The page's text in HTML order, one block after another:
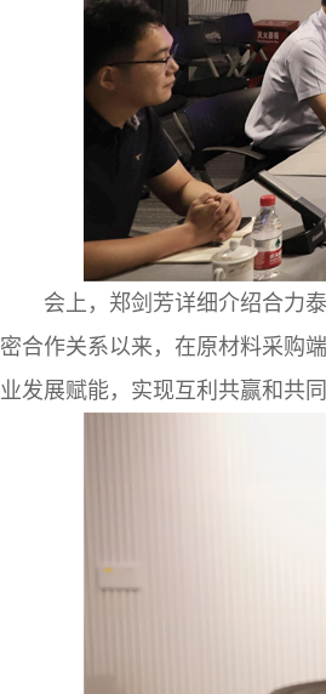
会上，郑剑芳详细介绍合力
密合作关系以来，在原材料采购
业发展赋能，实现互利共赢和共同